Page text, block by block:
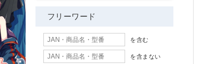
フリーワード
を含む
を含まない